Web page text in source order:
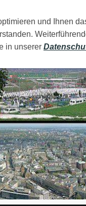
FAMILIJA
und Ihnen
in unserer